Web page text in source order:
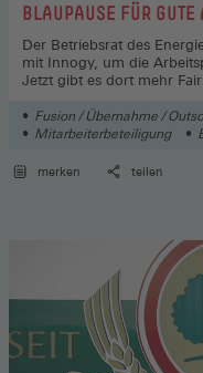
:BLAUPAUSE FÜR
Der Betriebsrat des
mit Innogy, um die
Jetzt gibt es dort mehr
Fusion / Übernahme /
Mitarbeiterbeteiligung
merken teilen